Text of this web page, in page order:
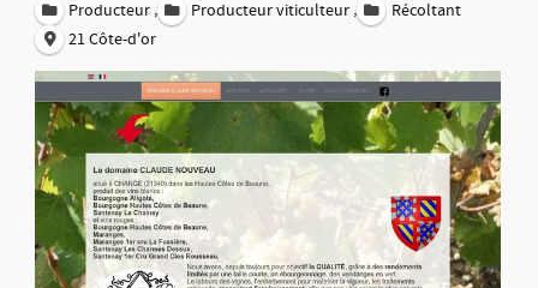
Producteur , Producteur viticulteur ,
Récoltant
21 Côte-d'or